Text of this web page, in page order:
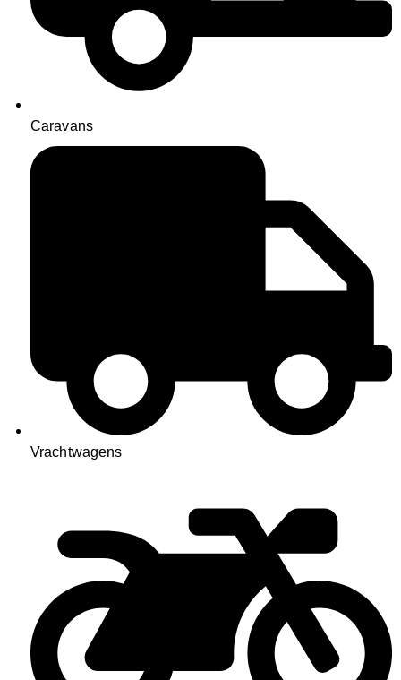
Caravans
Vrachtwagens